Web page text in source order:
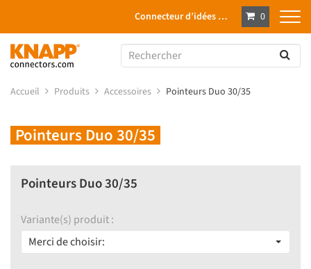
Connecteur d’idées … 0
Accueil Produits Accessoires Pointeurs Duo 30/35
Pointeurs Duo 30/35
Pointeurs Duo 30/35
Variante(s) produit :
Merci de choisir: